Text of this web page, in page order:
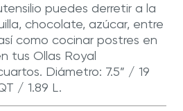
puedes derretir a la
chocolate, azúcar, entre
como cocinar postres en
tus Ollas Royal
Diámetro: 7.5” / 19
/ 1.89 L.